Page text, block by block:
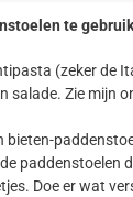
te
(zeker de
salade. Zie mijn
bieten-
paddenstoelen
Doe er wat